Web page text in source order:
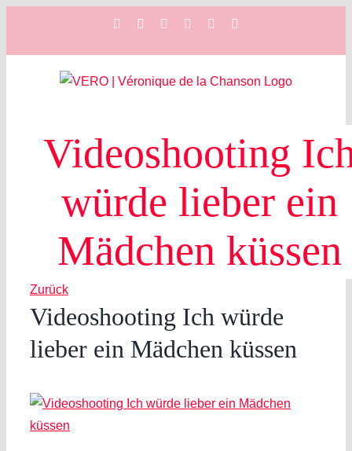
FacebookInstagramYouTube
SpotifySoundCloud
Videoshooting
würde lieber ein
Mädchen küssen
Zurück
Videoshooting Ich würde
lieber ein Mädchen küssen